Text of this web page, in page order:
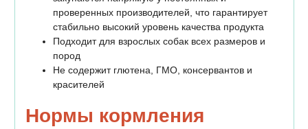
проверенных производителей, что гарантирует
стабильно высокий уровень качества продукта
Подходит для взрослых собак всех размеров и
пород
Не содержит глютена, ГМО, консервантов и
красителей
Нормы кормления